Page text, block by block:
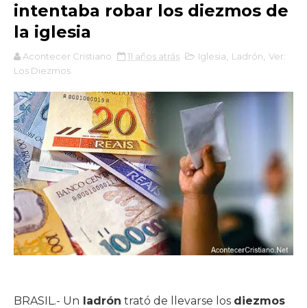
intentaba robar los diezmos de
la iglesia
Acontecer Cristiano 11 años atrás Iglesia Ladrón Ver:
Los Diezmos
BRASIL.- Un ladrón trató de llevarse los diezmos